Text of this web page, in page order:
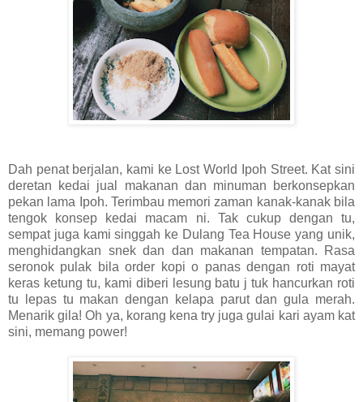
Dah penat berjalan, kami ke Lost World Ipoh Street. Kat sini
deretan kedai jual makanan dan minuman berkonsepkan
pekan lama Ipoh. Terimbau memori zaman kanak-kanak bila
tengok konsep kedai macam ni. Tak cukup dengan tu,
sempat juga kami singgah ke Dulang Tea House yang unik,
menghidangkan snek dan dan makanan tempatan. Rasa
seronok pulak bila order kopi o panas dengan roti mayat
keras ketung tu, kami diberi lesung batu j tuk hancurkan roti
tu lepas tu makan dengan kelapa parut dan gula merah.
Menarik gila! Oh ya, korang kena try juga gulai kari ayam kat
sini, memang power!